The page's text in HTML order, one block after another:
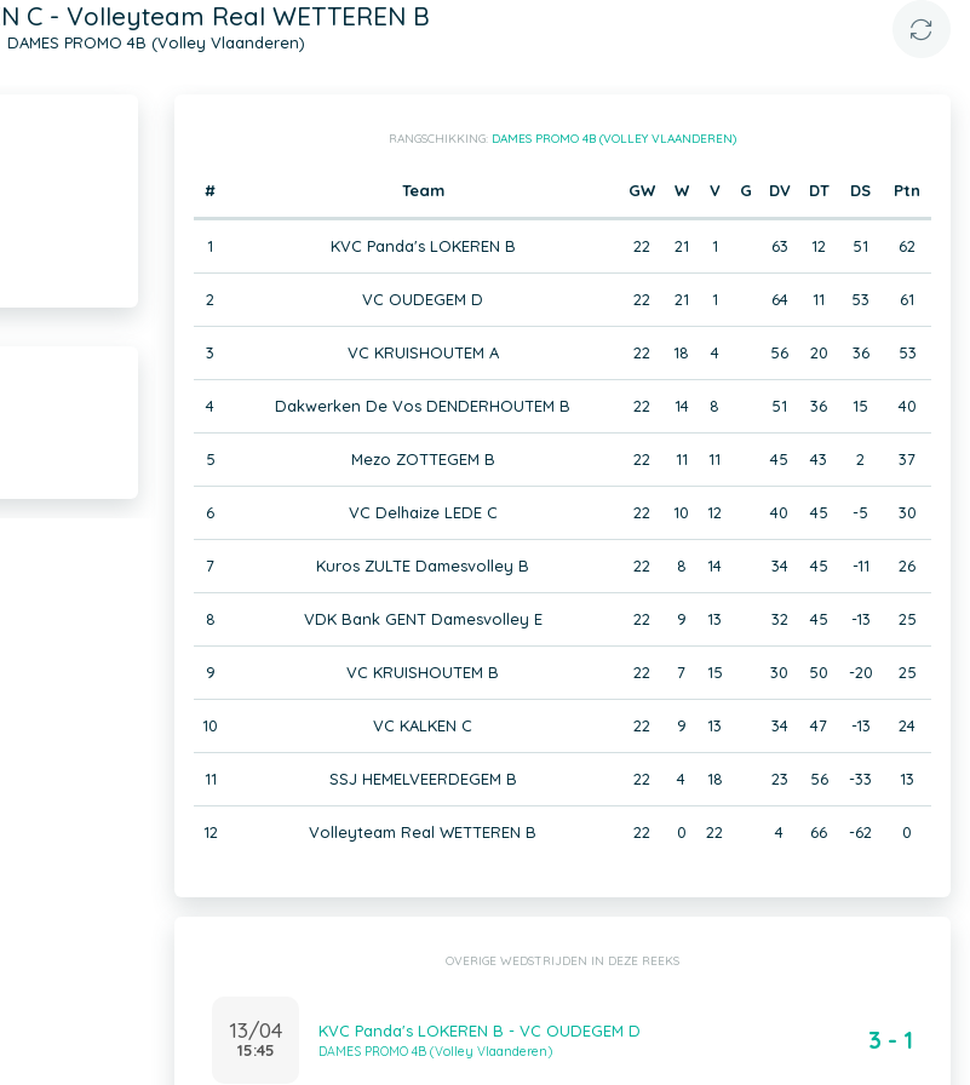
C - Volleyteam Real WETTEREN B
DAMES PROMO 4B (Volley Vlaanderen)
RANGSCHIKKING: DAMES PROMO 4B (VOLLEY VLAANDEREN)
# Team GW W V G DV DT DS Ptn
1 KVC Panda's LOKEREN B 22 21 1 63 12 51 62
2 VC OUDEGEM D 22 21 1 64 11 53 61
3 VC KRUISHOUTEM A 22 18 4 56 20 36 53
4 Dakwerken De Vos DENDERHOUTEM B 22 14 8 51 36 15 40
5 Mezo ZOTTEGEM B 22 11 11 45 43 2 37
6 VC Delhaize LEDE C 22 10 12 40 45 -5 30
7 Kuros ZULTE Damesvolley B 22 8 14 34 45 -11 26
8 VDK Bank GENT Damesvolley E 22 9 13 32 45 -13 25
9 VC KRUISHOUTEM B 22 7 15 30 50 -20 25
10 VC KALKEN C 22 9 13 34 47 -13 24
11 SSJ HEMELVEERDEGEM B 22 4 18 23 56 -33 13
12 Volleyteam Real WETTEREN B 22 0 22 4 66 -62 0
OVERIGE WEDSTRIJDEN IN DEZE REEKS
13/04
15:45
KVC Panda's LOKEREN B - VC OUDEGEM D
DAMES PROMO 4B (Volley Vlaanderen) 3 - 1